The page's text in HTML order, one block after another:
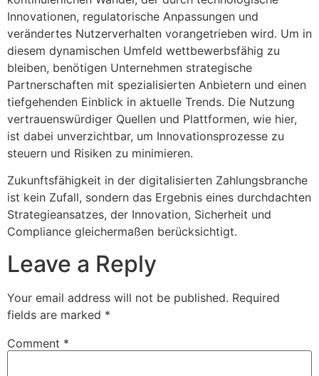
Innovationen, regulatorische Anpassungen und
verändertes Nutzerverhalten vorangetrieben wird. Um in
diesem dynamischen Umfeld wettbewerbsfähig zu
bleiben, benötigen Unternehmen strategische
Partnerschaften mit spezialisierten Anbietern und einen
tiefgehenden Einblick in aktuelle Trends. Die Nutzung
vertrauenswürdiger Quellen und Plattformen, wie hier,
ist dabei unverzichtbar, um Innovationsprozesse zu
steuern und Risiken zu minimieren.
Zukunftsfähigkeit in der digitalisierten Zahlungsbranche
ist kein Zufall, sondern das Ergebnis eines durchdachten
Strategieansatzes, der Innovation, Sicherheit und
Compliance gleichermaßen berücksichtigt.
Leave a Reply
Your email address will not be published. Required
fields are marked *
Comment *